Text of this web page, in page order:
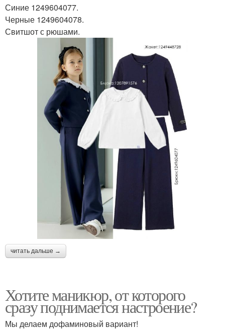
Синие 1249604077.
Черные 1249604078.
Свитшот с рюшами.
читать дальше →
Хотите маникюр, от которого
сразу поднимается настроение?
Мы делаем дофаминовый вариант!